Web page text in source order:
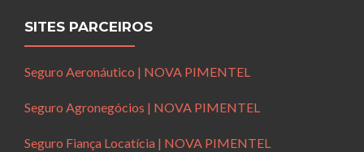
SITES PARCEIROS
Seguro Aeronáutico | NOVA PIMENTEL
Seguro Agronegócios | NOVA PIMENTEL
Seguro Fiança Locatícia | NOVA PIMENTEL